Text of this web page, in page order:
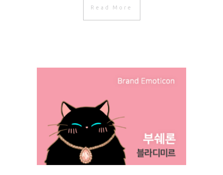
Read More